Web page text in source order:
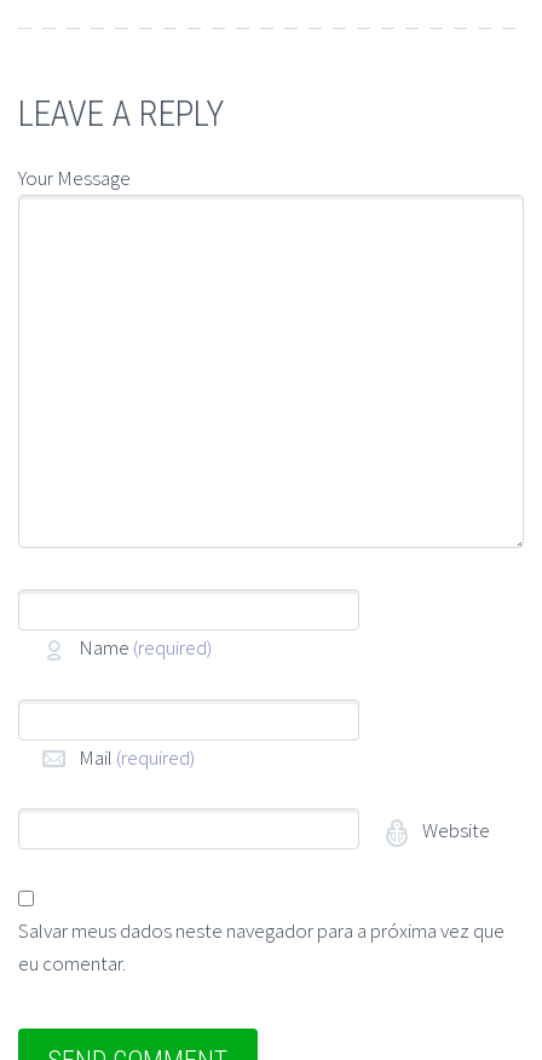
LEAVE A REPLY
Your Message
Name (required)
Mail (required)
Website
Salvar meus dados neste navegador para a próxima vez que
eu comentar.